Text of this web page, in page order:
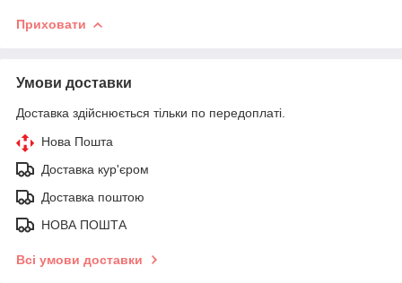
Приховати
Умови доставки
Доставка здійснюється тільки по передоплаті.
Нова Пошта
Доставка кур'єром
Доставка поштою
НОВА ПОШТА
Всі умови доставки